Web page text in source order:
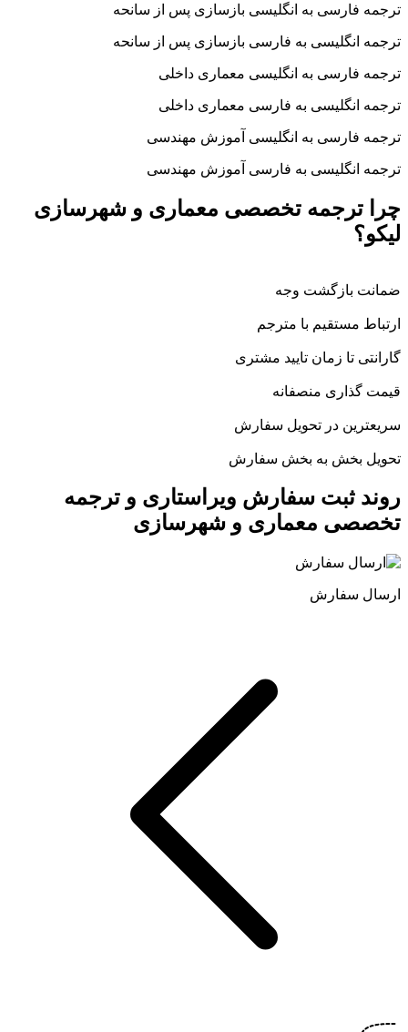
ترجمه فارسی به انگلیسی بازسازی پس از سانحه
ترجمه انگلیسی به فارسی بازسازی پس از سانحه
ترجمه فارسی به انگلیسی معماری داخلی
ترجمه انگلیسی به فارسی معماری داخلی
ترجمه فارسی به انگلیسی آموزش مهندسی
ترجمه انگلیسی به فارسی آموزش مهندسی
چرا ترجمه تخصصی معماری و شهرسازی
لیکو؟
ضمانت بازگشت وجه
ارتباط مستقیم با مترجم
گارانتی تا زمان تایید مشتری
قیمت گذاری منصفانه
سریعترین در تحویل سفارش
تحویل بخش به بخش سفارش
روند ثبت سفارش ویراستاری و ترجمه
تخصصی معماری و شهرسازی
ارسال سفارش